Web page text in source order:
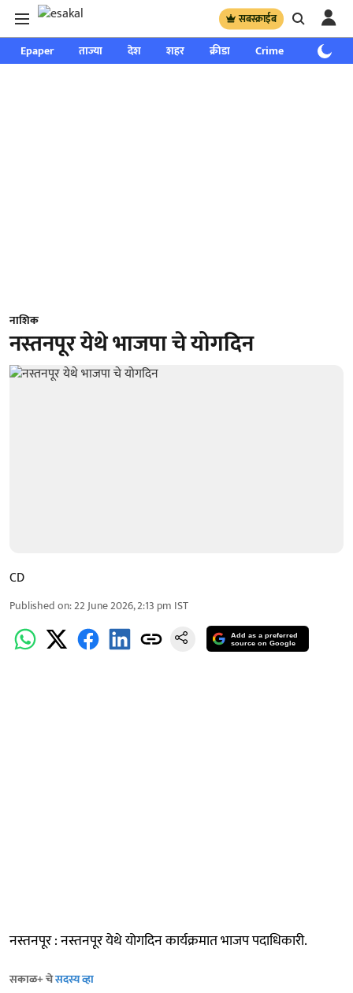
सबस्क्राईब
Epaper ताज्या देश शहर क्रीडा Crime साप्ताहिक
नाशिक
नस्तनपूर येथे भाजपा चे योगदिन
CD
Published on:22 June 2026, 2:13 pm IST
Add as a preferred
source on Google
नस्तनपूर : नस्तनपूर येथे योगदिन कार्यक्रमात भाजप पदाधिकारी.
सकाळ+ चेसदस्य व्हा